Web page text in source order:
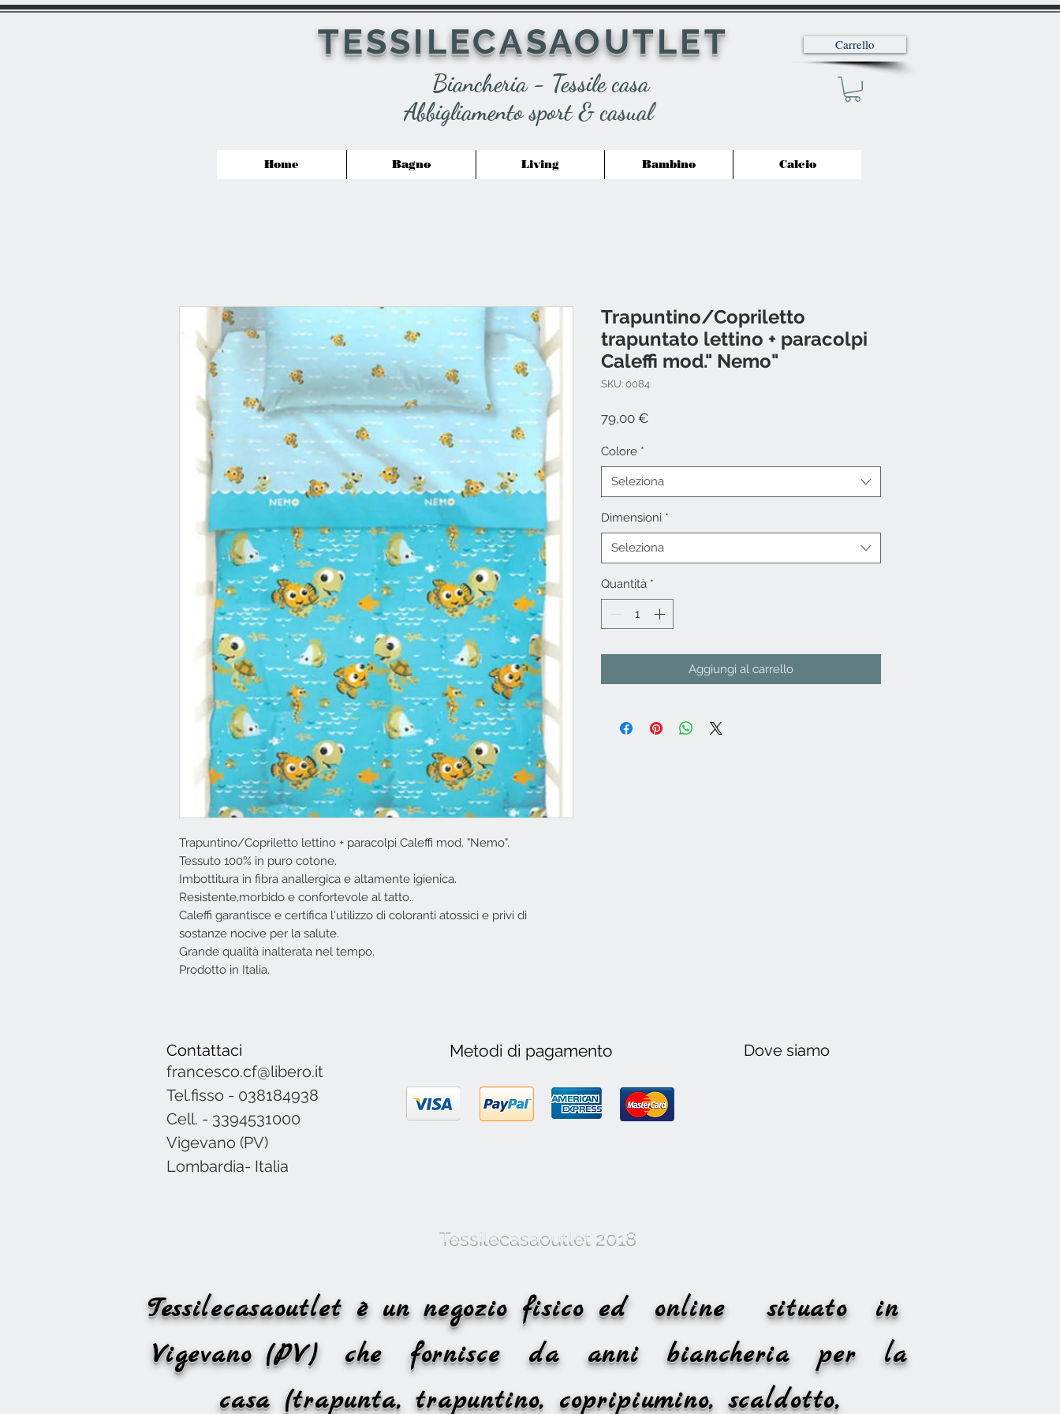
TESSILECASAOUTLET
Biancheria - Tessile casa
Abbigliamento sport & casual
Carrello
Home Bagno Living Bambino Calcio
Trapuntino/Copriletto lettino + paracolpi Caleffi mod. "Nemo".
Tessuto 100% in puro cotone.
Imbottitura in fibra anallergica e altamente igienica.
Resistente,morbido e confortevole al tatto..
Caleffi garantisce e certifica l'utilizzo di coloranti atossici e privi di
sostanze nocive per la salute.
Grande qualità inalterata nel tempo.
Prodotto in Italia.
Trapuntino/Copriletto
trapuntato lettino + paracolpi
Caleffi mod." Nemo"
SKU: 0084
79,00 €
Colore *
Seleziona
Dimensioni *
Seleziona
Quantità *
Aggiungi al carrello
Contattaci
francesco.cf@libero.it
Tel.fisso - 038184938
Cell. - 3394531000
Vigevano (PV)
Lombardia- Italia
Metodi di pagamento Dove siamo
Tessilecasaoutlet 2018
Tessilecasaoutlet è un negozio fisico ed online situato in
Vigevano (PV) che fornisce da anni biancheria per la
casa (trapunta, trapuntino, copripiumino, scaldotto,